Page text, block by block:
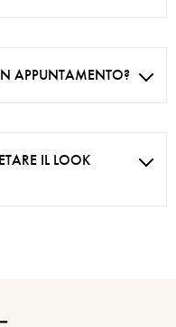
APPUNTAMENTO?
IL LOOK